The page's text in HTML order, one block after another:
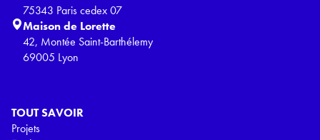
TOUT SAVOIR
Projets
75343 Paris cedex 07
Maison de Lorette
42, Montée Saint-Barthélemy
69005 Lyon